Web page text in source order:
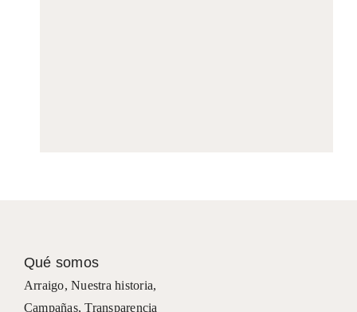
Qué somos
Arraigo,Nuestra historia,
Campañas, Transparencia